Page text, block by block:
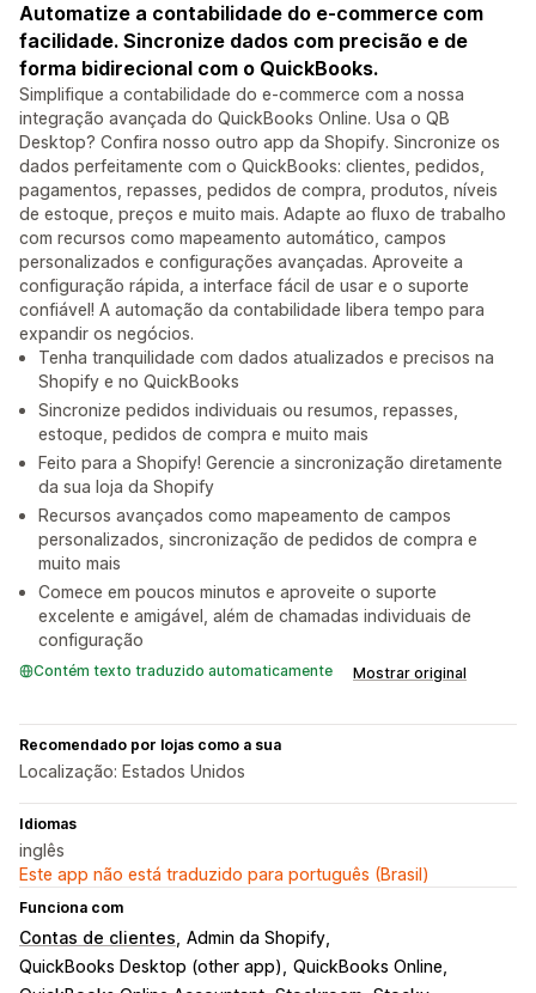
Automatize a contabilidade do e-commerce com
facilidade. Sincronize dados com precisão e de
forma bidirecional com o QuickBooks.
Simplifique a contabilidade do e-commerce com a nossa
integração avançada do QuickBooks Online. Usa o QB
Desktop? Confira nosso outro app da Shopify. Sincronize os
dados perfeitamente com o QuickBooks: clientes, pedidos,
pagamentos, repasses, pedidos de compra, produtos, níveis
de estoque, preços e muito mais. Adapte ao fluxo de trabalho
com recursos como mapeamento automático, campos
personalizados e configurações avançadas. Aproveite a
configuração rápida, a interface fácil de usar e o suporte
confiável! A automação da contabilidade libera tempo para
expandir os negócios.
Tenha tranquilidade com dados atualizados e precisos na
Shopify e no QuickBooks
Sincronize pedidos individuais ou resumos, repasses,
estoque, pedidos de compra e muito mais
Feito para a Shopify! Gerencie a sincronização diretamente
da sua loja da Shopify
Recursos avançados como mapeamento de campos
personalizados, sincronização de pedidos de compra e
muito mais
Comece em poucos minutos e aproveite o suporte
excelente e amigável, além de chamadas individuais de
configuração
Contém texto traduzido automaticamente Mostrar original
Recomendado por lojas como a sua
Localização: Estados Unidos
Idiomas
inglês
Este app não está traduzido para português (Brasil)
Funciona com
Contas de clientes Admin da Shopify
QuickBooks Desktop (other app)
QuickBooks Online